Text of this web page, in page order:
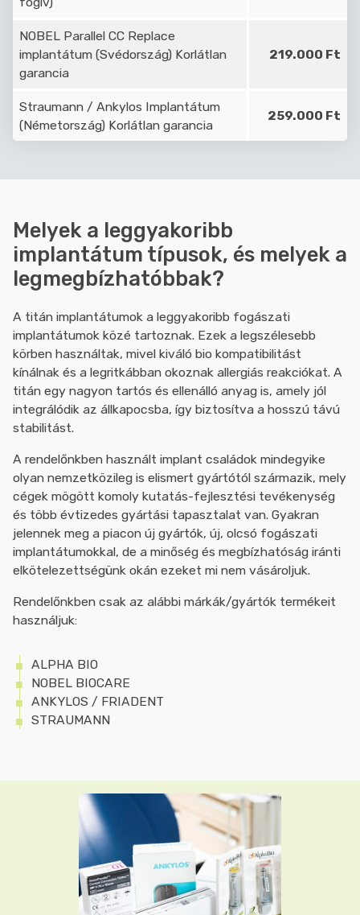
NOBEL Parallel CC Replace
implantátum (Svédország) Korlátlan
garancia
219.000 Ft
Straumann / Ankylos Implantátum
(Németország) Korlátlan garancia
259.000 Ft
Melyek a leggyakoribb
implantátum típusok, és melyek a
legmegbízhatóbbak?
A titán implantátumok a leggyakoribb fogászati
implantátumok közé tartoznak. Ezek a legszélesebb
körben használtak, mivel kiváló bio kompatibilitást
kínálnak és a legritkábban okoznak allergiás reakciókat. A
titán egy nagyon tartós és ellenálló anyag is, amely jól
integrálódik az állkapocsba, így biztosítva a hosszú távú
stabilitást.
A rendelőnkben használt implant családok mindegyike
olyan nemzetközileg is elismert gyártótól származik, mely
cégek mögött komoly kutatás-fejlesztési tevékenység
és több évtizedes gyártási tapasztalat van. Gyakran
jelennek meg a piacon új gyártók, új, olcsó fogászati
implantátumokkal, de a minőség és megbízhatóság iránti
elkötelezettségünk okán ezeket mi nem vásároljuk.
Rendelőnkben csak az alábbi márkák/gyártók termékeit
használjuk:
ALPHA BIO
NOBEL BIOCARE
ANKYLOS / FRIADENT
STRAUMANN